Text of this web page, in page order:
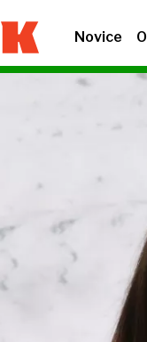
Novice